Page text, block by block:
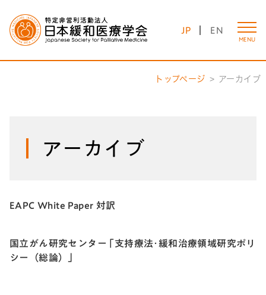
JP EN
MENU
トップページ アーカイブ
アーカイブ
EAPC White Paper 対訳
国立がん研究センター ｢支持療法･緩和治療領域研究ポリ
シー（総論）｣